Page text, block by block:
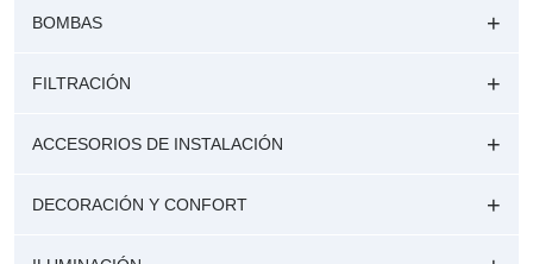
BOMBAS
FILTRACIÓN
ACCESORIOS DE INSTALACIÓN
DECORACIÓN Y CONFORT